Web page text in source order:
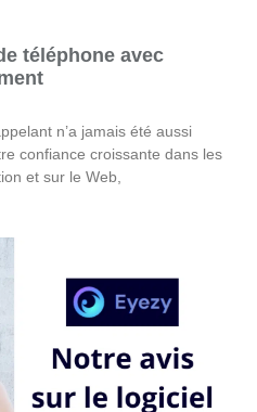
téléphone avec
n’a jamais été aussi
confiance croissante dans les
et sur le Web,